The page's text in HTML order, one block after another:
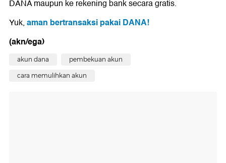
DANA maupun ke rekening bank secara gratis.
Yuk,aman bertransaksi pakai DANA!
(akn/ega)
akun dana pembekuan akun
cara memulihkan akun